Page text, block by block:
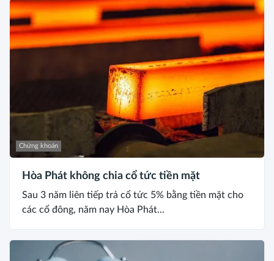
Chứng khoán
Hòa Phát không chia cổ tức tiền mặt
Sau 3 năm liên tiếp trả cổ tức 5% bằng tiền mặt cho
các cổ đông, năm nay Hòa Phát...